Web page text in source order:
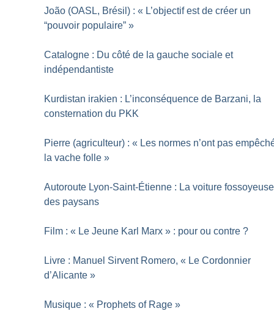
João (OASL, Brésil) : « L’objectif est de créer un
“pouvoir populaire” »
Catalogne : Du côté de la gauche sociale et
indépendantiste
Kurdistan irakien : L’inconséquence de Barzani, la
consternation du PKK
Pierre (agriculteur) : « Les normes n’ont pas
la vache folle »
Autoroute Lyon-Saint-Étienne : La voiture fossoyeuse
des paysans
Film : « Le Jeune Karl Marx » : pour ou contre ?
Livre : Manuel Sirvent Romero, « Le Cordonnier
d’Alicante »
Musique : « Prophets of Rage »